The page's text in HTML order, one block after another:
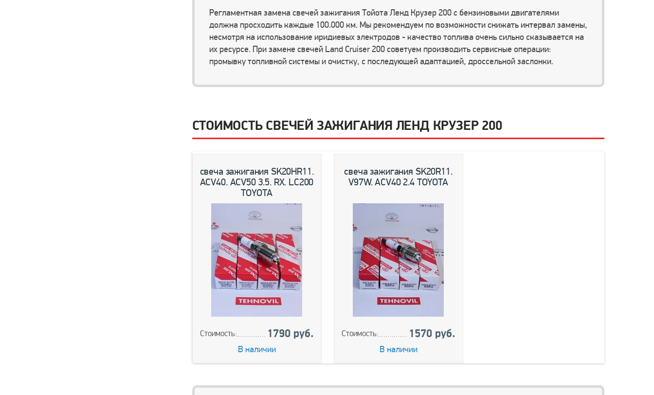
Регламентная замена свечей зажигания Тойота Ленд Крузер 200 с бензиновыми двигателями
должна просходить каждые 100.000 км. Мы рекомендуем по возможности снижать интервал замены,
несмотря на использование иридиевых электродов - качество топлива очень сильно сказывается на
их ресурсе. При замене свечей Land Cruiser 200 советуем производить сервисные операции:
промывку топливной системы и очистку, с последующей адаптацией, дроссельной заслонки.
СТОИМОСТЬ СВЕЧЕЙ ЗАЖИГАНИЯ ЛЕНД КРУЗЕР 200
свеча зажигания SK20HR11.
ACV40. ACV50 3.5. RX. LC200
TOYOTA
Стоимость: 1790 руб.
В наличии
свеча зажигания SK20R11.
V97W. ACV40 2.4 TOYOTA
Стоимость: 1570 руб.
В наличии